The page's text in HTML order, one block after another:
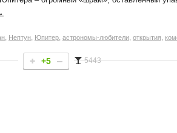
, Нептун, Юпитер, астрономы-любители, открытия,
+5 5443